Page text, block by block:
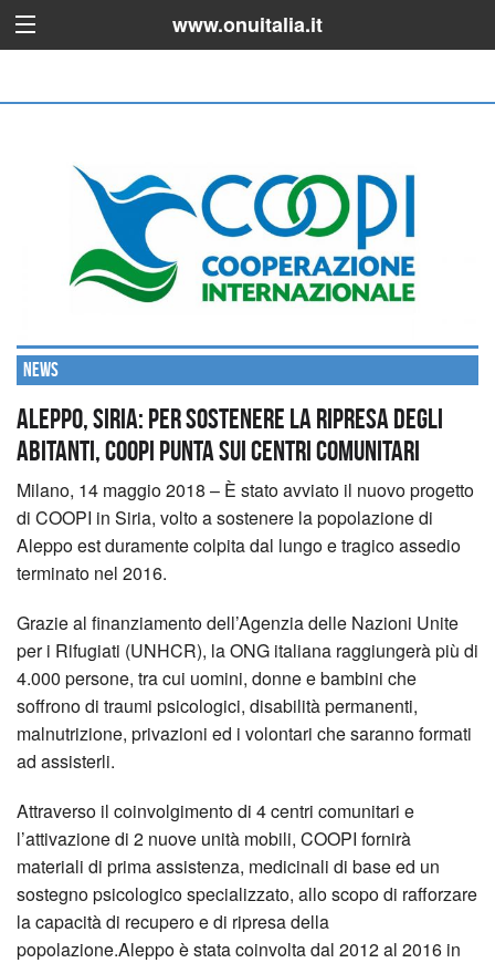
www.onuitalia.it
News
ALEPPO, SIRIA: PER SOSTENERE LA RIPRESA DEGLI
ABITANTI, COOPI PUNTA SUI CENTRI COMUNITARI
Milano, 14 maggio 2018 – È stato avviato il nuovo progetto
di COOPI in Siria, volto a sostenere la popolazione di
Aleppo est duramente colpita dal lungo e tragico assedio
terminato nel 2016.
Grazie al finanziamento dell’Agenzia delle Nazioni Unite
per i Rifugiati (UNHCR), la ONG italiana raggiungerà più di
4.000 persone, tra cui uomini, donne e bambini che
soffrono di traumi psicologici, disabilità permanenti,
malnutrizione, privazioni ed i volontari che saranno formati
ad assisterli.
Attraverso il coinvolgimento di 4 centri comunitari e
l’attivazione di 2 nuove unità mobili, COOPI fornirà
materiali di prima assistenza, medicinali di base ed un
sostegno psicologico specializzato, allo scopo di rafforzare
la capacità di recupero e di ripresa della
popolazione.Aleppo è stata coinvolta dal 2012 al 2016 in